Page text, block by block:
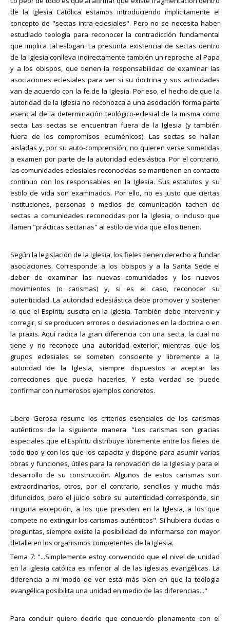
de la Iglesia Católica estamos introduciendo implícitamente el
concepto de "sectas intra-eclesiales". Pero no se necesita haber
estudiado teología para reconocer la contradicción fundamental
que implica tal eslogan. La presunta existencial de sectas dentro
de la Iglesia conlleva indirectamente también un reproche al Papa
y a los obispos, que tienen la responsabilidad de examinar las
asociaciones eclesiales para ver si su doctrina y sus actividades
van de acuerdo con la fe de la Iglesia. Por eso, el hecho de que la
autoridad de la Iglesia no reconozca a una asociación forma parte
esencial de la determinación teológico-eclesial de la misma como
secta. Las sectas se encuentran fuera de la Iglesia (y también
fuera de los compromisos ecuménicos). Las sectas se hallan
aisladas y, por su auto-comprensión, no quieren verse sometidas
a examen por parte de la autoridad eclesiástica. Por el contrario,
las comunidades eclesiales reconocidas se mantienen en contacto
continuo con los responsables en la Iglesia. Sus estatutos y su
estilo de vida son examinados. Por ello, no es justo que ciertas
instituciones, personas o medios de comunicación tachen de
sectas a comunidades reconocidas por la Iglesia, o incluso que
llamen "prácticas sectarias" al estilo de vida que ellos tienen.
Según la legislación de la Iglesia, los fieles tienen derecho a fundar
asociaciones. Corresponde a los obispos y a la Santa Sede el
deber de examinar las nuevas comunidades y los nuevos
movimientos (o carismas) y, si es el caso, reconocer su
autenticidad. La autoridad eclesiástica debe promover y sostener
lo que el Espíritu suscita en la Iglesia. También debe intervenir y
corregir, si se producen errores o desviaciones en la doctrina o en
la praxis. Aquí radica la gran diferencia con una secta, la cual no
tiene y no reconoce una autoridad exterior, mientras que los
grupos eclesiales se someten consciente y libremente a la
autoridad de la Iglesia, siempre dispuestos a aceptar las
correcciones que pueda hacerles. Y esta verdad se puede
confirmar con numerosos ejemplos concretos.
Libero Gerosa resume los criterios esenciales de los carismas
auténticos de la siguiente manera: "Los carismas son gracias
especiales que el Espíritu distribuye libremente entre los fieles de
todo tipo y con los que los capacita y dispone para asumir varias
obras y funciones, útiles para la renovación de la Iglesia y para el
desarrollo de su construcción. Algunos de estos carismas son
extraordinarios, otros, por el contrario, sencillos y mucho más
difundidos, pero el juicio sobre su autenticidad corresponde, sin
ninguna excepción, a los que presiden en la Iglesia, a los que
compete no extinguir los carismas auténticos". Si hubiera dudas o
preguntas, siempre existe la posibilidad de informarse con mayor
detalle en los organismos competentes de la Iglesia.
Tema 7: "...Simplemente estoy convencido que el nivel de unidad
en la iglesia católica es inferior al de las iglesias evangélicas. La
diferencia a mi modo de ver está más bien en que la teología
evangélica posibilita una unidad en medio de las diferencias..."
Para concluir quiero decirle que concuerdo plenamente con el